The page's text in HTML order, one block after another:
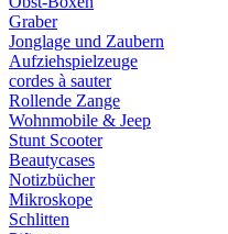
Graber
Jonglage und Zaubern
Aufziehspielzeuge
cordes à sauter
Rollende Zange
Wohnmobile & Jeep
Stunt Scooter
Beautycases
Notizbücher
Mikroskope
Schlitten